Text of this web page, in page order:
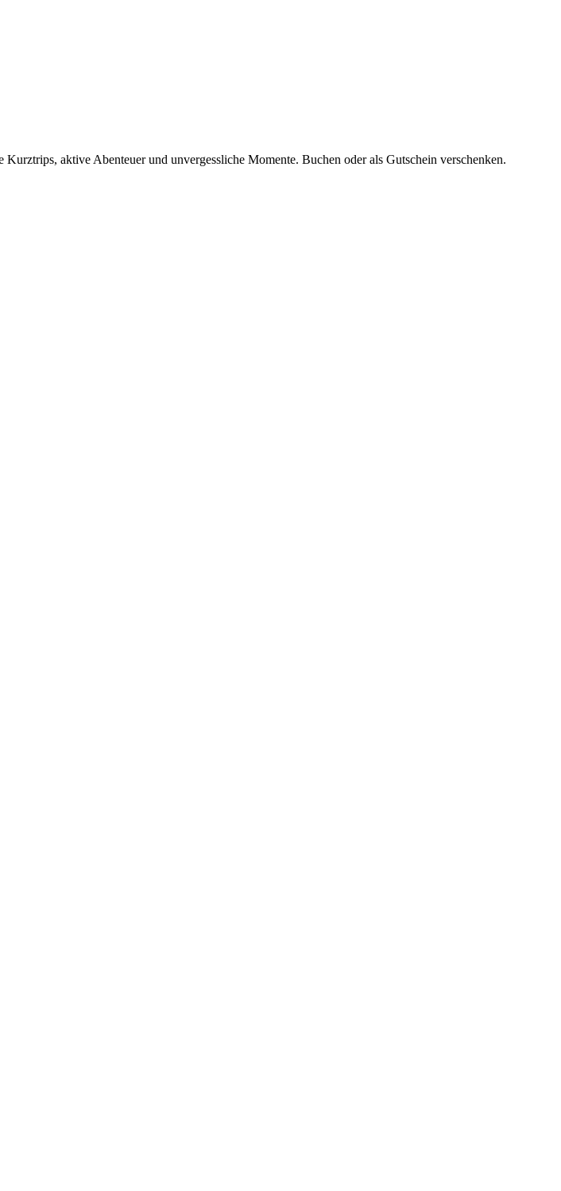
aktive Abenteuer und unvergessliche Momente. Buchen oder als Gutschein verschenken.